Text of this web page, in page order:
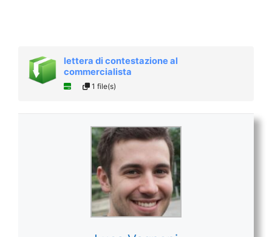
lettera di contestazione al
commercialista
1 file(s)